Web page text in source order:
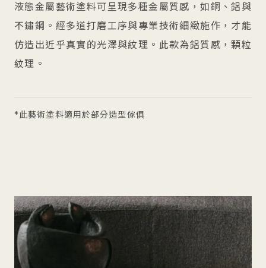
液態金屬藝術塗料可呈現多種金屬質感，如銅、鋁與
不鏽鋼。經多道打磨工序與專業技術細緻施作，才能
仿造出近乎真實的光澤與紋理。此款為鋁質感，顆粒
紋理。
*此藝術塗料適用於部分造型傢俱